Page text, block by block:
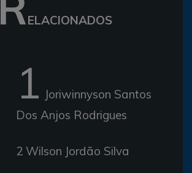
ELACIONADOS
1 Joriwinnyson Santos
Dos Anjos Rodrigues
2 Wilson Jordão Silva